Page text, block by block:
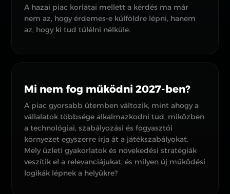
A hazai piac korlátai mellett a kérdés ma már
nem az, hogy érdemes-e külföldre lépni, hanem
az, hogy ki tud túlélni nélküle.
Mi nem fog működni 2027-ben?
A piac gyorsabb ütemben változik, mint ahogy a
vállalatok többsége alkalmazkodni tud, miközben
a technológiai, szabályozási és fogyasztói
környezet egyszerre írja át a játékszabályokat.
Mely üzleti gyakorlatok és növekedési stratégiák
veszítik el a relevanciájukat, és milyen új működési
logikák lépnek a helyükre?